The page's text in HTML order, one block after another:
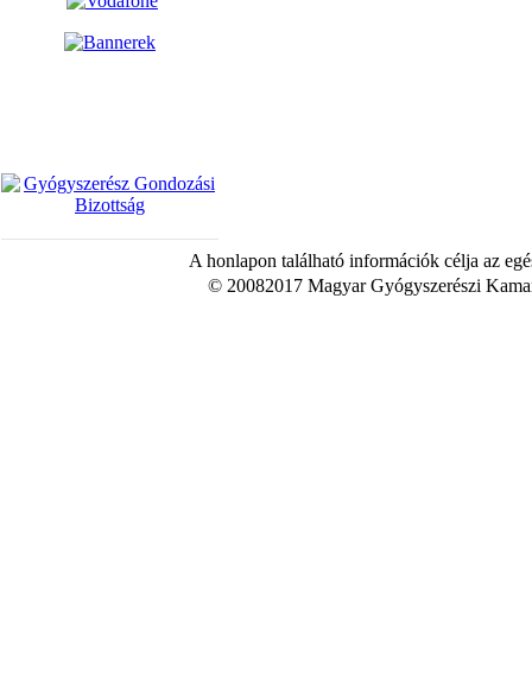
A honlapon található információk célja az
© 20082017 Magyar Gyógyszerészi